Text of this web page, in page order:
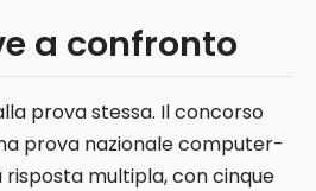
a confronto
prova stessa. Il concorso
prova nazionale computer-
risposta multipla, con cinque